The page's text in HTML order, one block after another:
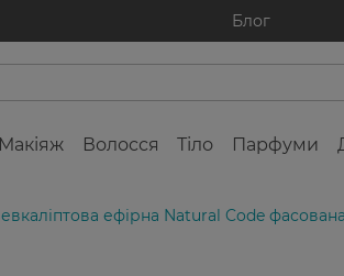
Блог
Макіяж Волосся Тіло Парфуми
ефірна Natural Code